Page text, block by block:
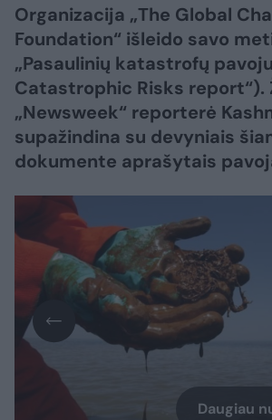
Organizacija „The Global
Foundation“ išleido savo
„Pasaulinių katastrofų
Catastrophic Risks report“).
„Newsweek“ reporterė
supažindina su devyniais
dokumente aprašytais
Daugiau